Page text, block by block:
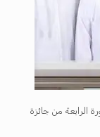
الرابعة من جائزة